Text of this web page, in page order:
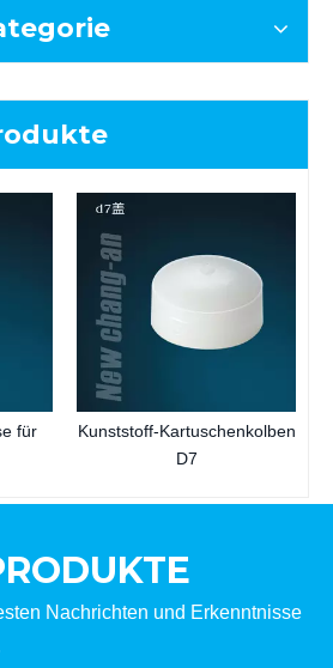
für
Kunststoff-Kartuschenkolben
D7
Nachrichten und Erkenntnisse